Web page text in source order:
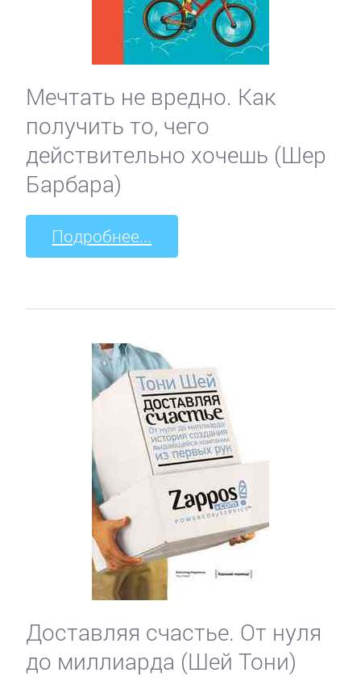
Мечтать не вредно. Как
получить то, чего
действительно хочешь (Шер
Барбара)
Подробнее...
Доставляя счастье. От нуля
до миллиарда (Шей Тони)